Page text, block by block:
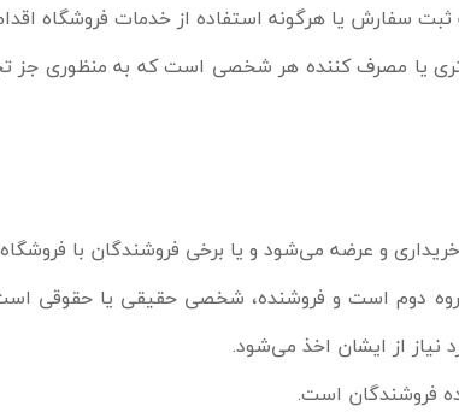
سفارش یا هرگونه استفاده از خدمات فروشگاه
یا مصرف کننده هر شخصی است که به منظوری جز
و عرضه می‌شود و یا برخی فروشندگان با
گروه دوم است و فروشنده، شخصی حقیقی یا
نیاز از ایشان اخذ می‌شود.
فروشندگان است.